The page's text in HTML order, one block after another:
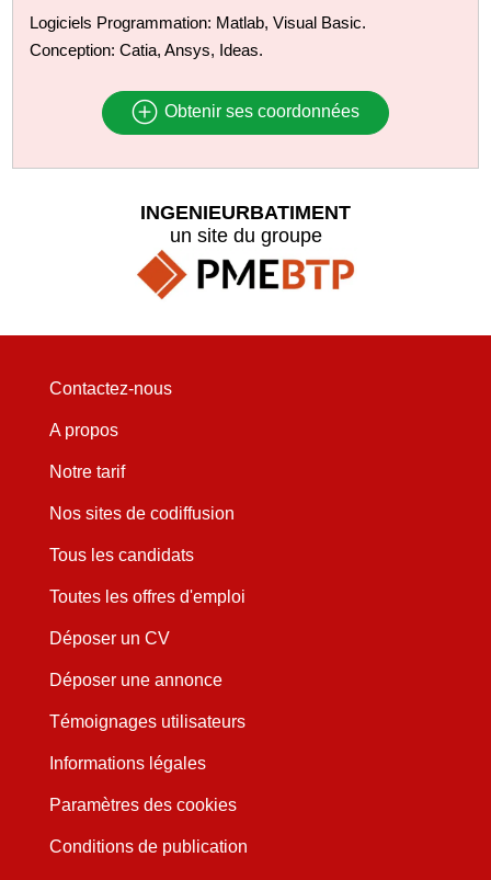
Logiciels Programmation: Matlab, Visual Basic.
Conception: Catia, Ansys, Ideas.
Obtenir ses coordonnées
INGENIEURBATIMENT
un site du groupe
Contactez-nous
A propos
Notre tarif
Nos sites de codiffusion
Tous les candidats
Toutes les offres d'emploi
Déposer un CV
Déposer une annonce
Témoignages utilisateurs
Informations légales
Paramètres des cookies
Conditions de publication